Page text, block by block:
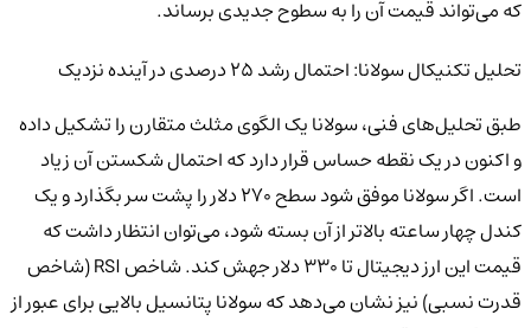
که می‌تواند قیمت آن را به سطوح جدیدی برساند.
تحلیل تکنیکال سولانا: احتمال رشد ۲۵ درصدی در آینده نزدیک
طبق تحلیل‌های فنی، سولانا یک الگوی مثلث متقارن را تشکیل داده
و اکنون در یک نقطه حساس قرار دارد که احتمال شکستن آن زیاد
است. اگر سولانا موفق شود سطح ۲۷۰ دلار را پشت سر بگذارد و یک
کندل چهار ساعته بالاتر از آن بسته شود، می‌توان انتظار داشت که
قیمت این ارز دیجیتال تا ۳۳۰ دلار جهش کند. شاخص RSI (شاخص
قدرت نسبی) نیز نشان می‌دهد که سولانا پتانسیل بالایی برای عبور از